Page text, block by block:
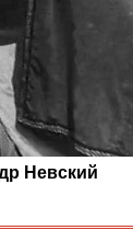
Невский